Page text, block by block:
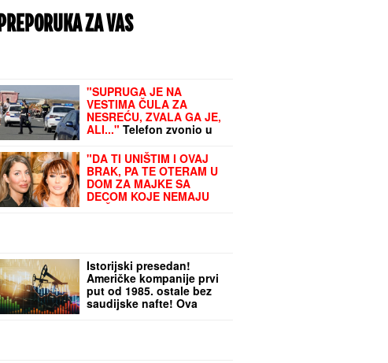
PREPORUKA ZA VAS
"SUPRUGA JE NA
VESTIMA ČULA ZA
NESREĆU, ZVALA GA JE,
ALI..." Telefon zvonio u
poziv koji je SVE ZAVIO U
CRNO! Sahranjen putar
kog je kamion pokosio
kod Šapca: "Peđa je imao
samo JEDNU ŽELJU"
"DA TI UNIŠTIM I OVAJ
BRAK, PA TE OTERAM U
DOM ZA MAJKE SA
DECOM KOJE NEMAJU
ZA ŽIVOT" U
Istorijski presedan!
Američke kompanije prvi
put od 1985. ostale bez
saudijske nafte! Ova
zemlja može profitirati od